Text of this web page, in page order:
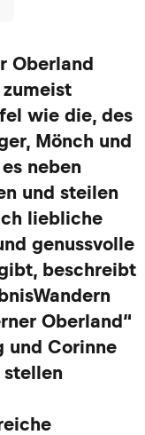
Oberland
wie die, des
Mönch und
neben
und steilen
liebliche
genussvolle
beschreibt
Oberland“
und Corinne